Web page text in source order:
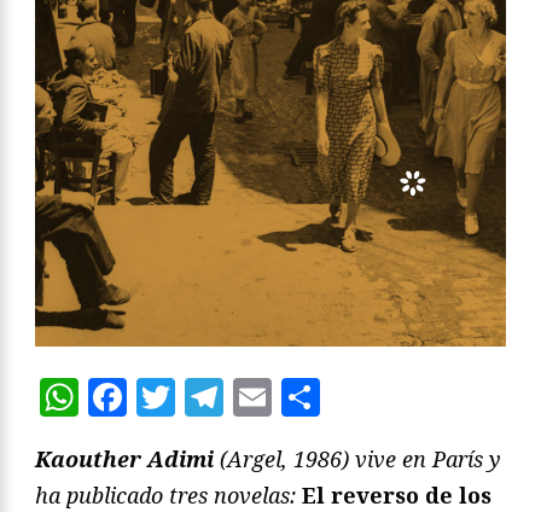
WhatsApp
Facebook
Twitter
Telegram
Email
Kaouther Adimi (Argel, 1986) vive en París y
ha publicado tres novelas: El reverso de los